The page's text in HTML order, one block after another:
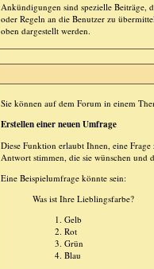
Ankündigungen sind spezielle Beiträge,
oder Regeln an die Benutzer zu
oben dargestellt werden.
Sie können auf dem Forum in einem
Erstellen einer neuen Umfrage
Diese Funktion erlaubt Ihnen, eine
Antwort stimmen, die sie wünschen und
Eine Beispielumfrage könnte sein:
Was ist Ihre Lieblingsfarbe?
Gelb
Rot
Grün
Blau